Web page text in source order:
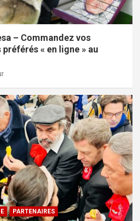
– Commandez vos
« en ligne » au
PARTENAIRES